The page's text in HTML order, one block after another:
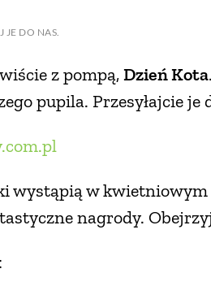
JE DO NAS.
z pompą,Dzień Kota
pupila. Przesyłajcie je
wystąpią w kwietniowym
nagrody.